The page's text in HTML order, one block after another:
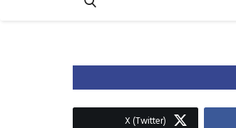
X (Twitter)